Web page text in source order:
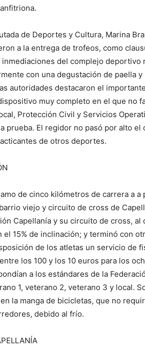
de Deportes y Cultura, Marina
a la entrega de trofeos, como
del complejo deportivo
con una degustación de paella
autoridades destacaron el
muy completo en el que no
Protección Civil y Servicios
prueba. El regidor no pasó por alto el
de otros deportes.
de cinco kilómetros de carrera a a
viejo y circuito de cross de
Capellanía y su circuito de cross, al
15% de inclinación; y terminó con
de los atletas un servicio de
los 100 y los 10 euros para los
a los estándares de la
1, veterano 2, veterano 3 y local.
la manga de bicicletas, que no
debido al frío.